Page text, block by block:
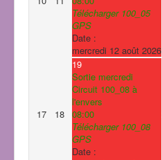
Télécharger 100_05
GPS
Date :
mercredi 12 août 2026
17 18
19
Sortie mercredi
Circuit 100_08 à
l'envers
08:00
Télécharger 100_08
GPS
Date :